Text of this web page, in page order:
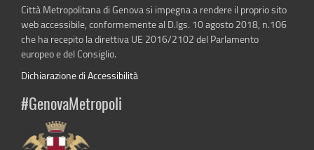
Città Metropolitana di Genova si impegna a rendere il proprio sito
web accessibile, conformemente al D.lgs. 10 agosto 2018, n.106
che ha recepito la direttiva UE 2016/2102 del Parlamento
europeo e del Consiglio.
Dichiarazione di Accessibilità
#GenovaMetropoli